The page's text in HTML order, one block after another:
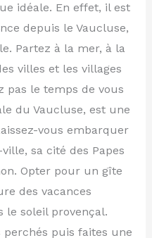
idéale. En effet, il est
depuis le Vaucluse,
Partez à la mer, à la
villes et les villages
pas le temps de vous
du Vaucluse, est une
vous embarquer
sa cité des Papes
Opter pour un gîte
des vacances
le soleil provençal.
puis faites une